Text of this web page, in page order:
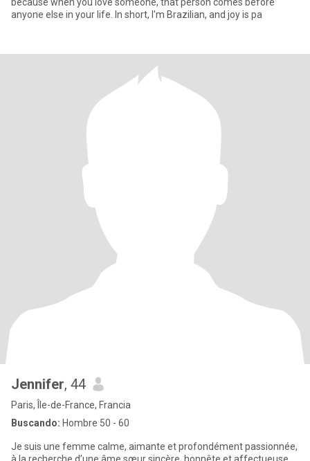
anyone else in your life. In short, I'm Brazilian, and joy is pa
Jennifer, 44
Paris, Île-de-France, Francia
Buscando: Hombre 50 - 60
Je suis une femme calme, aimante et profondément passionnée,